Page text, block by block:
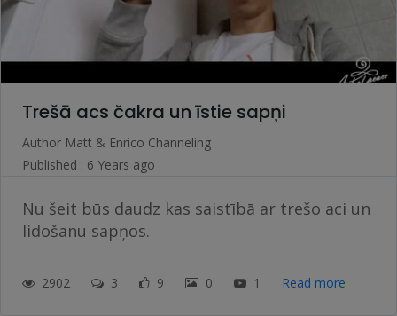
Trešā acs čakra un īstie sapņi
Author Matt & Enrico Channeling
Published : 6 Years ago
Nu šeit būs daudz kas saistībā ar trešo aci un
lidošanu sapņos.
2902 3 9 0 1 Read more